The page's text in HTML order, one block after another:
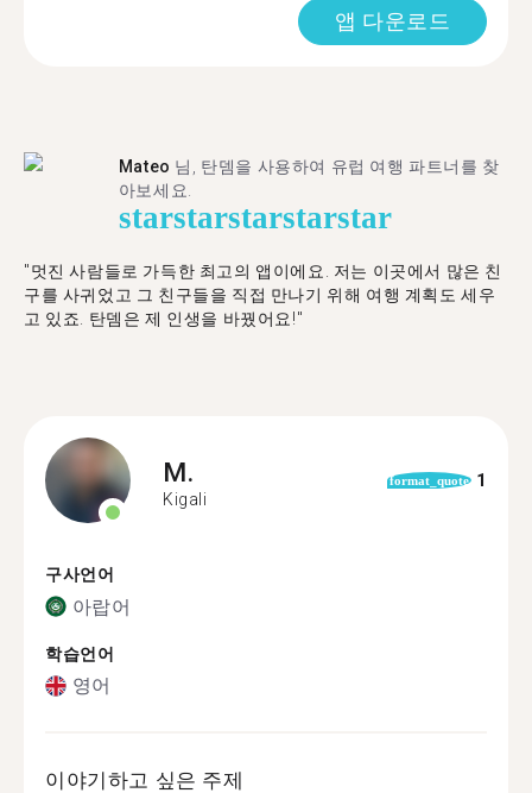
앱 다운로드
Mateo 님, 탄뎀을 사용하여 유럽 여행 파트너를 찾
아보세요.
starstarstarstarstar
"멋진 사람들로 가득한 최고의 앱이에요. 저는 이곳에서 많은 친
구를 사귀었고 그 친구들을 직접 만나기 위해 여행 계획도 세우
고 있죠. 탄뎀은 제 인생을 바꿨어요!"
M.
Kigali
format_quote 1
구사언어
아랍어
학습언어
영어
이야기하고 싶은 주제